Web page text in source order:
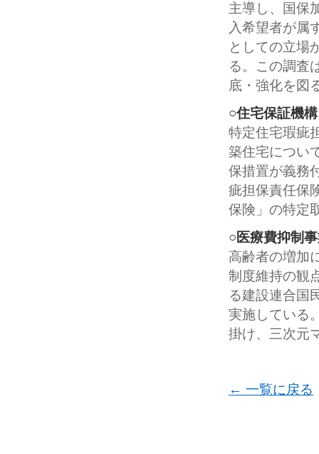
主導し、国保
入希望者が属
としての立場
る。この調査
底・強化を図
○住宅保証機
特定住宅瑕疵
築住宅につい
保措置が義務
疵担保責任保
保険」の特定
○医療費抑制
高齢者の増加
制度維持の観
る建設連合国
実施している
掛け、三次元
← 一覧に戻る